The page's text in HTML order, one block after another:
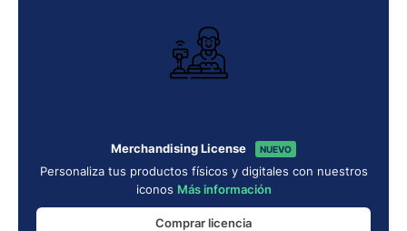
Merchandising License NUEVO
Personaliza tus productos físicos y digitales con nuestros
iconos Más información
Comprar licencia